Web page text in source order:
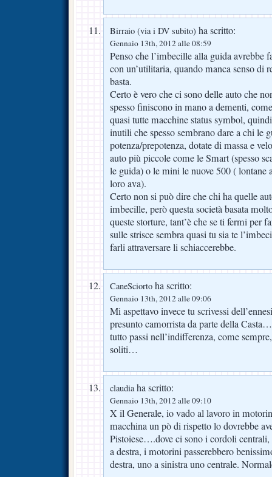
Birraio (via i DV subito) ha scritto:
Gennaio 13th, 2012 alle 08:59
Penso che l’imbecille alla guida avrebbe
con un’utilitaria, quando manca senso di
basta.
Certo è vero che ci sono delle auto che
spesso finiscono in mano a dementi,
quasi tutte macchine status symbol,
inutili che spesso sembrano dare a chi le
potenza/prepotenza, dotate di massa e
auto più piccole come le Smart (spesso
le guida) o le mini le nuove 500 ( lontane
loro ava).
Certo non si può dire che chi ha quelle
imbecille, però questa società basata
queste storture, tant’è che se ti fermi per
sulle strisce sembra quasi tu sia te
farli attraversare li schiaccerebbe.
CaneSciorto ha scritto:
Gennaio 13th, 2012 alle 09:06
Mi aspettavo invece tu scrivessi
presunto camorrista da parte della
tutto passi nell’indifferenza, come
soliti…
claudiaha scritto:
Gennaio 13th, 2012 alle 09:10
X il Generale, io vado al lavoro in
macchina un pò di rispetto lo dovrebbe
Pistoiese….dove ci sono i cordoli
a destra, i motorini passerebbero
destra, uno a sinistra uno centrale.